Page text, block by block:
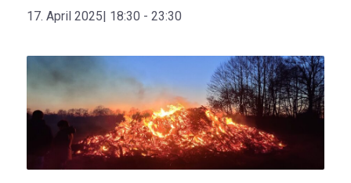
17. April 2025| 18:30 - 23:30